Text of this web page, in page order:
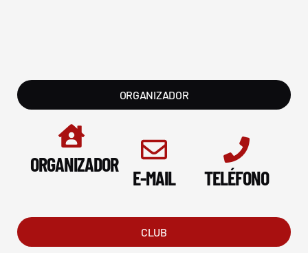
ORGANIZADOR
CLUB
ORGANIZADOR
E-MAIL TELÉFONO